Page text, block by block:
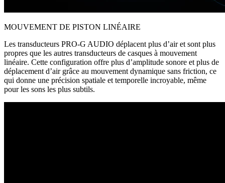
MOUVEMENT DE PISTON LINÉAIRE
Les transducteurs PRO-G AUDIO déplacent plus d’air et sont plus
propres que les autres transducteurs de casques à mouvement
linéaire. Cette configuration offre plus d’amplitude sonore et plus de
déplacement d’air grâce au mouvement dynamique sans friction, ce
qui donne une précision spatiale et temporelle incroyable, même
pour les sons les plus subtils.